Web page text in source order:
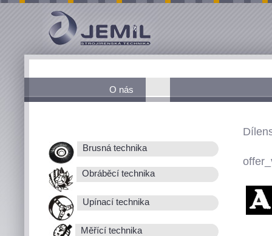
O nás
Brusná technika
Obráběcí technika
Upínací technika
Měřící technika